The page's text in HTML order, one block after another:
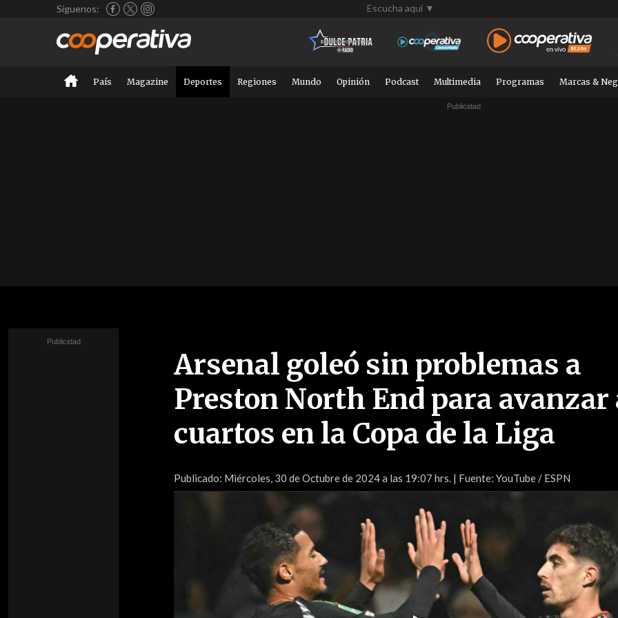
Síguenos: Escucha aquí ▼
País Magazine Deportes Regiones Mundo Opinión Podcast Multimedia Programas Marcas &
Arsenal goleó sin problemas a
Preston North End para avanzar
cuartos en la Copa de la Liga
Publicado: Miércoles, 30 de Octubre de 2024 a las 19:07 hrs. | Fuente: YouTube / ESPN